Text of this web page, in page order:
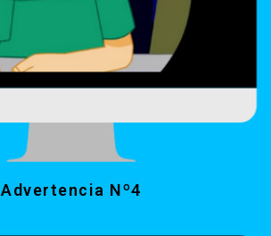
Advertencia Nº4